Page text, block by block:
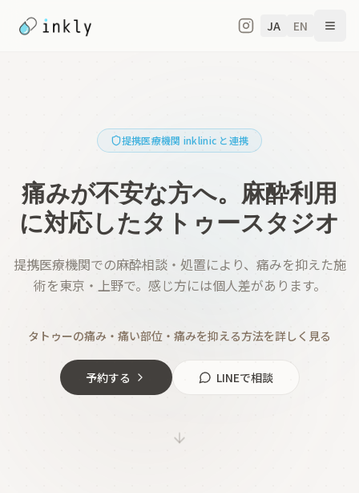
JA EN
提携医療機関 inklinic と連携
痛みが不安な方へ。 麻酔利用
に対応したタトゥースタジオ
提携医療機関での麻酔相談・処置により、痛みを抑えた施
術を東京・上野で。感じ方には個人差があります。
タトゥーの痛み・痛い部位・痛みを抑える方法を詳しく見る
予約する LINEで相談